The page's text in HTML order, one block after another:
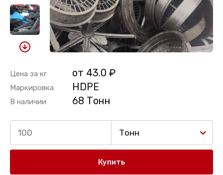
Цена за кг от 43.0 ₽
Маркировка HDPE
В наличии 68 Тонн
Тонн
Купить